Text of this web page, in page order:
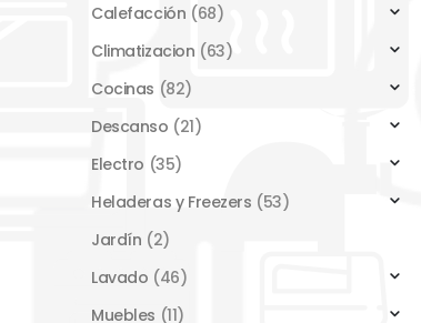
Calefacción (68)
Climatizacion (63)
Cocinas (82)
Descanso (21)
Electro (35)
Heladeras y Freezers (53)
Jardín (2)
Lavado (46)
Muebles (11)